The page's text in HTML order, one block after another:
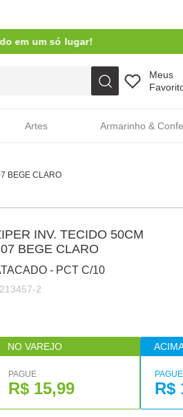
em um só lugar!
Meus
Artes Armarinho &
BEGE CLARO
INV. TECIDO 50CM
BEGE CLARO
- PCT C/10
213457-2
NO VAREJO
PAGUE
R$ 15,99
PAGUE
R$